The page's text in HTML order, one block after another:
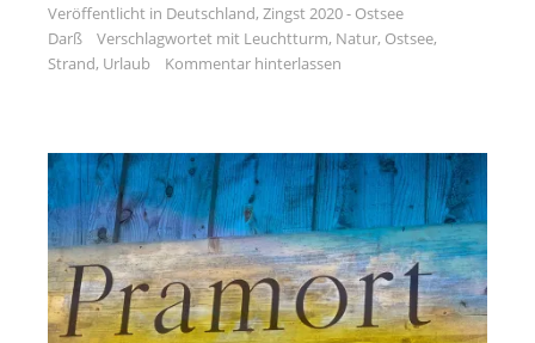
Veröffentlicht in Deutschland, Zingst 2020 - Ostsee
Darß
Verschlagwortet mit Leuchtturm, Natur, Ostsee,
Strand, Urlaub Kommentar hinterlassen